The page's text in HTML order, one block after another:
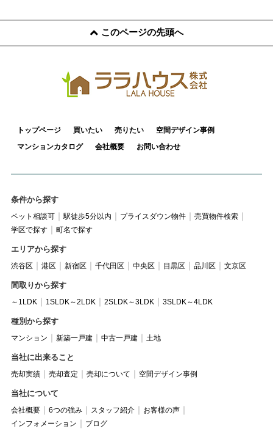
このページの先頭へ
トップページ 買いたい 売りたい
空間デザイン事例
マンションカタログ
会社概要 お問い合わせ
条件から探す
ペット相談可 駅徒歩5分以内 プライスダウン物件
売買物件検索
学区で探す
町名で探す
エリアから探す
渋谷区 港区 新宿区 千代田区 中央区 目黒区 品川区 文京区
間取りから探す
～1LDK 1SLDK～2LDK 2SLDK～3LDK 3SLDK～4LDK
種別から探す
マンション 新築一戸建 中古一戸建 土地
当社に出来ること
売却実績 売却査定 売却について 空間デザイン事例
当社について
会社概要 6つの強み スタッフ紹介
お客様の声
インフォメーション
ブログ